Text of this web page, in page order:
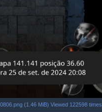
(1.46 MiB) Viewed 122598 times